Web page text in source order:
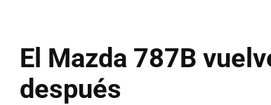
El Mazda 787B
después